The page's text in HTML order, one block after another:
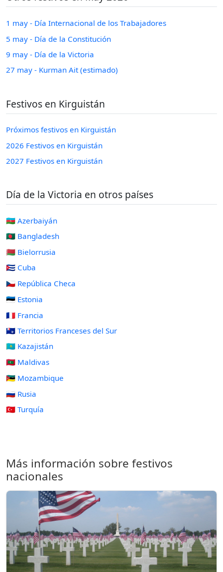
1 may - Día Internacional de los Trabajadores
5 may - Día de la Constitución
9 may - Día de la Victoria
27 may - Kurman Ait (estimado)
Festivos en Kirguistán
Próximos festivos en Kirguistán
2026 Festivos en Kirguistán
2027 Festivos en Kirguistán
Día de la Victoria en otros países
🇦🇿 Azerbaiyán
🇧🇩 Bangladesh
🇧🇾 Bielorrusia
🇨🇺 Cuba
🇨🇿 República Checa
🇪🇪 Estonia
🇫🇷 Francia
🇹🇫 Territorios Franceses del Sur
🇰🇿 Kazajistán
🇲🇻 Maldivas
🇲🇿 Mozambique
🇷🇺 Rusia
🇹🇷 Turquía
Más información sobre festivos
nacionales